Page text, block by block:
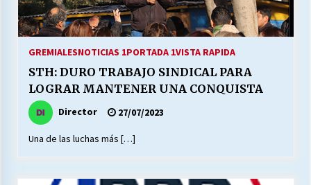
GREMIALESNOTICIAS 1PORTADA 1VISTA RAPIDA
STH: DURO TRABAJO SINDICAL PARA
LOGRAR MANTENER UNA CONQUISTA
Director 27/07/2023
Una de las luchas más […]